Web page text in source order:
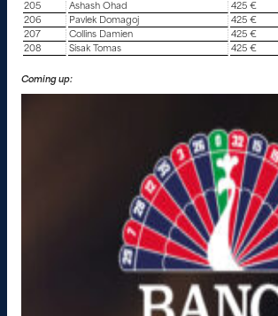
205
Ashash Ohad
425 €
206
Pavlek Domagoj
425 €
207
Collins Damien
425 €
208
Sisak Tomas 425 €
Coming up: